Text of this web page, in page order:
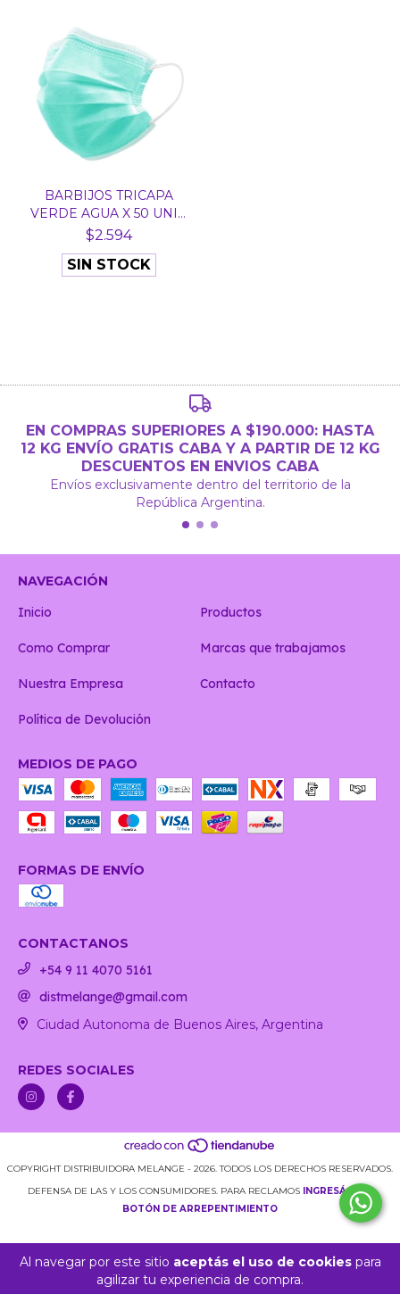
Al navegar por este sitio aceptás el uso de cookiespara
agilizar tu experiencia de compra.
BARBIJOS TRICAPA
VERDE AGUA X 50 UNID
-...
$2.594
SIN STOCK
EN COMPRAS SUPERIORES A $190.000: HASTA
12 KG ENVÍO GRATIS CABA Y A PARTIR DE 12 KG
DESCUENTOS EN ENVIOS CABA
Envíos exclusivamente dentro del territorio de la
República Argentina.
NAVEGACIÓN
Inicio
Productos
Como Comprar Marcas que trabajamos
Nuestra Empresa Contacto
Política de Devolución
MEDIOS DE PAGO
FORMAS DE ENVÍO
CONTACTANOS
+54 9 11 4070 5161
distmelange@gmail.com
Ciudad Autonoma de Buenos Aires, Argentina
REDES SOCIALES
COPYRIGHT DISTRIBUIDORA MELANGE - 2026. TODOS LOS DERECHOS RESERVADOS.
DEFENSA DE LAS Y LOS CONSUMIDORES. PARA RECLAMOS
INGRESÁ ACÁ.
BOTÓN DE ARREPENTIMIENTO